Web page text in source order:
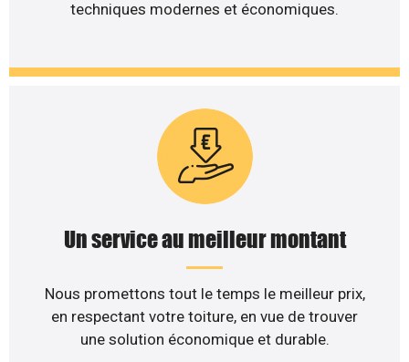
techniques modernes et économiques.
Un service au meilleur montant
Nous promettons tout le temps le meilleur prix,
en respectant votre toiture, en vue de trouver
une solution économique et durable.